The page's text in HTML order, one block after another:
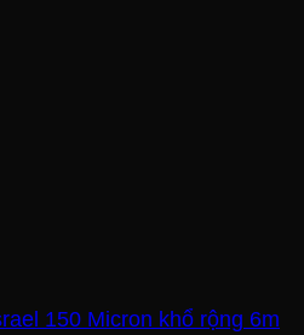
150 Micron khổ rộng 6m